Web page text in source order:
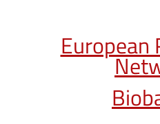
European